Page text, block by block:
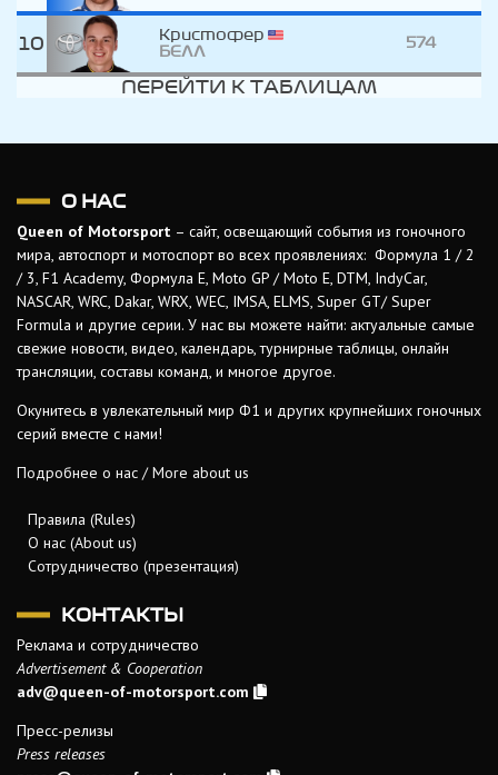
10
Кристофер
БЕЛЛ
574
ПЕРЕЙТИ К ТАБЛИЦАМ
О НАС
Queen of Motorsport – сайт, освещающий события из гоночного
мира, автоспорт и мотоспорт во всех проявлениях: Формула 1 / 2
/ 3, F1 Academy, Формула Е, Moto GP / Moto E, DTM, IndyCar,
NASCAR, WRC, Dakar, WRX, WEC, IMSA, ELMS, Super GT/ Super
Formula и другие серии. У нас вы можете найти: актуальные самые
свежие новости, видео, календарь, турнирные таблицы, онлайн
трансляции, составы команд, и многое другое.
Окунитесь в увлекательный мир Ф1 и других крупнейших гоночных
серий вместе с нами!
Подробнее о нас / More about us
Правила (Rules)
О нас (About us)
Сотрудничество (презентация)
КОНТАКТЫ
Реклама и сотрудничество
Advertisement & Cooperation
adv@queen-of-motorsport.com
Пресс-релизы
Press releases